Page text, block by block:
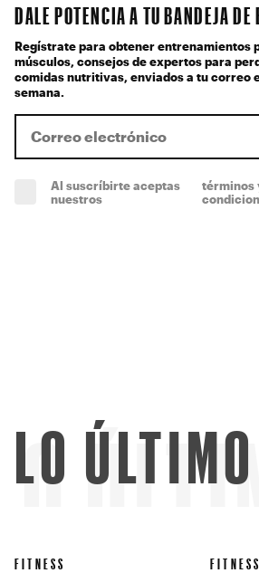
DALE POTENCIA A TU BANDEJA DE
Regístrate para obtener entrenamientos
músculos, consejos de expertos para
comidas nutritivas, enviados a tu correo
semana.
Al suscríbirte aceptas
nuestros
términos
LO ÚLTIMO
FITNESS FITNESS